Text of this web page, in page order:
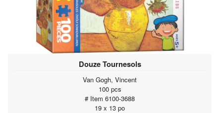
Douze Tournesols
Van Gogh, Vincent
100 pcs
# Item 6100-3688
19 x 13 po